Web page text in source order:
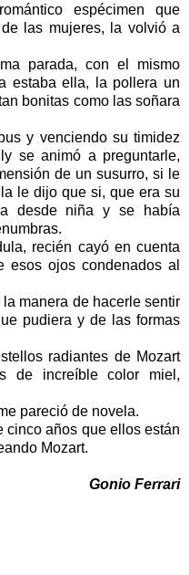
espécimen que
las mujeres, la volvió a
parada, con el mismo
estaba ella, la pollera un
bonitas como las soñara
y venciendo su timidez
se animó a preguntarle,
de un susurro, si le
le dijo que si, que era su
desde niña y se había
recién cayó en cuenta
ojos condenados al
manera de hacerle sentir
pudiera y de las formas
radiantes de Mozart
de increíble color miel,
pareció de novela.
cinco años que ellos están
Mozart.
Gonio Ferrari